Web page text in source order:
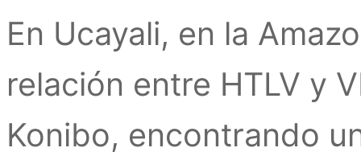
En Ucayali, en la
relación entre HTLV y
Konibo, encontrando